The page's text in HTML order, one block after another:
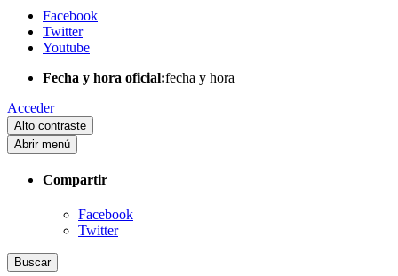
Facebook
Twitter
Youtube
Fecha y hora oficial:fecha y hora
Acceder
Alto contraste
Abrir menú
Compartir
Facebook
Twitter
Buscar